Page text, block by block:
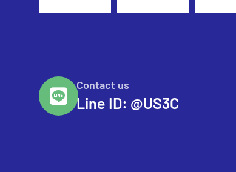
Contact us
Line ID: @US3C